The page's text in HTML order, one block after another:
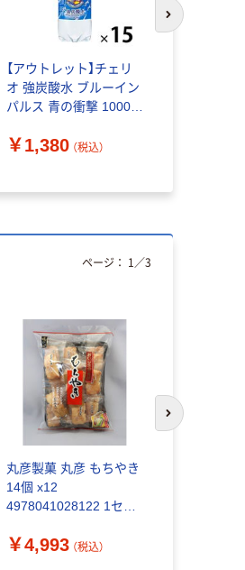
【アウトレット】チェリ
オ 強炭酸水 ブルーイン
パルス 青の衝撃 1000ml
天然水
￥1,380 （税込）
次のスライド
丸彦製菓 丸彦 もちやき
14個 x12
4978041028122 1セッ
￥4,993 （税込）
ページ： 1 ／3
次のスライド